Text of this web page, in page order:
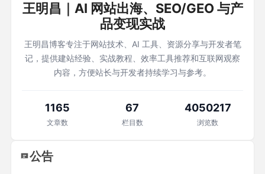
王明昌｜AI 网站出海、SEO/GEO 与产
品变现实战
王明昌博客专注于网站技术、AI 工具、资源分享与开发者笔
记，提供建站经验、实战教程、效率工具推荐和互联网观察
内容，方便站长与开发者持续学习与参考。
1165
文章数
67
栏目数
4050217
浏览数
公告